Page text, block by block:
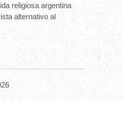
religiosa argentina
alternativo al